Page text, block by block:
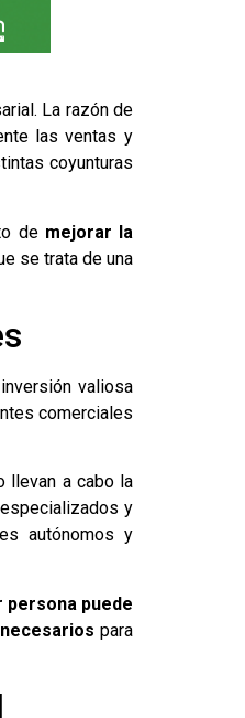
La razón de
las ventas y
coyunturas
de mejorar la
se trata de una
valiosa
comerciales
llevan a cabo la
y
autónomos y
persona puede
para